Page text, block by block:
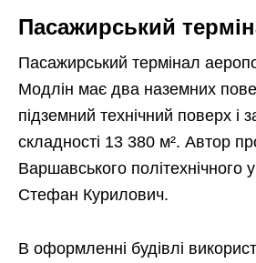
Пасажирський
Пасажирський термінал
Модлін має два наземних
підземний технічний поверх і
складності 13 380 м². Автор
Варшавського політехнічного
Стефан Курилович.
В оформленні будівлі